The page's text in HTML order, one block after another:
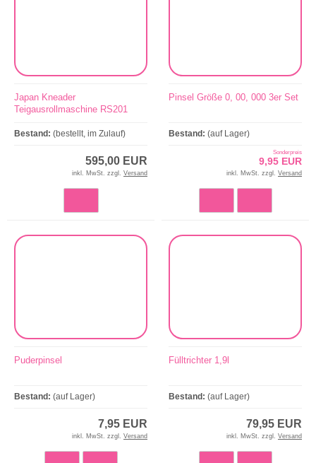
Japan Kneader
Teigausrollmaschine RS201
Bestand: (bestellt, im Zulauf)
595,00 EUR
inkl. MwSt. zzgl. Versand
Pinsel Größe 0, 00, 000 3er Set
Bestand: (auf Lager)
Sonderpreis
9,95 EUR
inkl. MwSt. zzgl. Versand
Puderpinsel
Bestand: (auf Lager)
7,95 EUR
inkl. MwSt. zzgl. Versand
Fülltrichter 1,9l
Bestand: (auf Lager)
79,95 EUR
inkl. MwSt. zzgl. Versand